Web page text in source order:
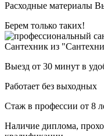
Расходные материалы
Берем только таких!
Сантехник из
Выезд от 30 минут в
Работает без выходных
Стаж в профессии от 8
Наличие диплома,